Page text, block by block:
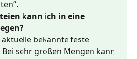
kann ich in eine
aktuelle bekannte feste
Bei sehr großen Mengen kann